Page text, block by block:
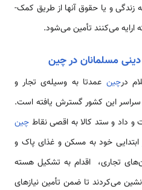
خادم مسجد اشتغال دارند که هزینه زندگی و یا حقوق آن­ها از طریق کمک‌­
می‌کنند تأمین می‌شود.
مسلمانان در چین
درچین عمدتا به وسیله‌ی تجار و
سراسر این کشور گسترش یافته است.
و داد و ستد کالا به اقصی نقاط چین
ابتدایی خود به مسکن و غذای پاک و
تجاری، اقدام به تشکیل هسته­‌
می‌کردند تا ضمن تأمین نیاز­های